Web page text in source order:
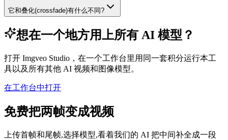
它和叠化(crossfade)有什么不同?
想在一个地方用上所有 AI 模型？
打开 Imgveo Studio，在一个工作台里用同一套积分运行本工
具以及所有其他 AI 视频和图像模型。
在工作台中打开
免费把两帧变成视频
上传首帧和尾帧,选择模型,看着我们的 AI 把中间补全成一段